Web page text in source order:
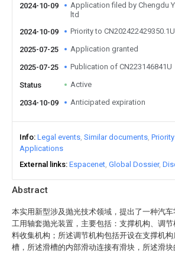
Abstract
本实用新型涉及抛光技术领域，提出了一种汽车
工用轴套抛光装置，主要包括：支撑机构、调节
料收集机构；所述调节机构包括开设在支撑机
槽，所述滑槽的内部滑动连接有滑块，所述滑块
2024-10-09
Application filed by Chengdu
ltd
2024-10-09
Priority to CN202422429350.1U
2025-07-25 Application granted
2025-07-25 Publication of CN223146841U
Status Active
2034-10-09 Anticipated expiration
Info Legal events Similar documents
Applications
External links Espacenet Global Dossier